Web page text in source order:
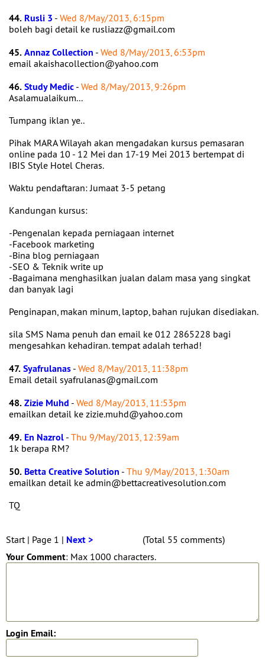
44. Rusli 3 - Wed 8/May/2013, 6:15pm
boleh bagi detail ke rusliazz@gmail.com
45.Annaz Collection - Wed 8/May/2013, 6:53pm
email akaishacollection@yahoo.com
46.Study Medic - Wed 8/May/2013, 9:26pm
Asalamualaikum...
Tumpang iklan ye..
Pihak MARA Wilayah akan mengadakan kursus pemasaran
online pada 10 - 12 Mei dan 17-19 Mei 2013 bertempat di
IBIS Style Hotel Cheras.
Waktu pendaftaran: Jumaat 3-5 petang
Kandungan kursus:
-Pengenalan kepada perniagaan internet
-Facebook marketing
-Bina blog perniagaan
-SEO & Teknik write up
-Bagaimana menghasilkan jualan dalam masa yang singkat
dan banyak lagi
Penginapan, makan minum, laptop, bahan rujukan disediakan.
sila SMS Nama penuh dan email ke 012 2865228 bagi
mengesahkan kehadiran. tempat adalah terhad!
47.Syafrulanas - Wed 8/May/2013, 11:38pm
Email detail syafrulanas@gmail.com
48.Zizie Muhd - Wed 8/May/2013, 11:53pm
emailkan detail ke zizie.muhd@yahoo.com
49. En Nazrol - Thu 9/May/2013, 12:39am
1k berapa RM?
50. Betta Creative Solution - Thu 9/May/2013, 1:30am
emailkan detail ke admin@bettacreativesolution.com
TQ
Start | Page 1 | Next > (Total 55 comments)
Your Comment: Max 1000 characters.
Login Email: